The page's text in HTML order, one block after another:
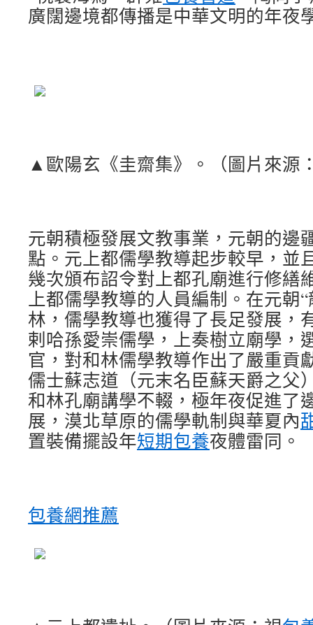
廣闊邊境都傳播是中華文明的年夜
▲歐陽玄《圭齋集》。（圖片來源
元朝積極發展文教事業，元朝的邊
點。元上都儒學教導起步較早，並
幾次頒布詔令對上都孔廟進行修繕
上都儒學教導的人員編制。在元朝
林，儒學教導也獲得了長足發展，
剌哈孫愛崇儒學，上奏樹立廟學，
官，對和林儒學教導作出了嚴重貢
儒士蘇志道（元末名臣蘇天爵之父
和林孔廟講學不輟，極年夜促進了
展，漠北草原的儒學軌制與華夏內
置裝備擺設年短期包養夜體雷同。
包養網推薦